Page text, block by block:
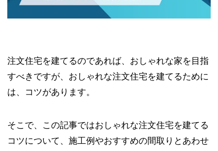
注文住宅を建てるのであれば、おしゃれな家を目指
すべきですが、おしゃれな注文住宅を建てるために
は、コツがあります。
そこで、この記事ではおしゃれな注文住宅を建てる
コツについて、施工例やおすすめの間取りとあわせ